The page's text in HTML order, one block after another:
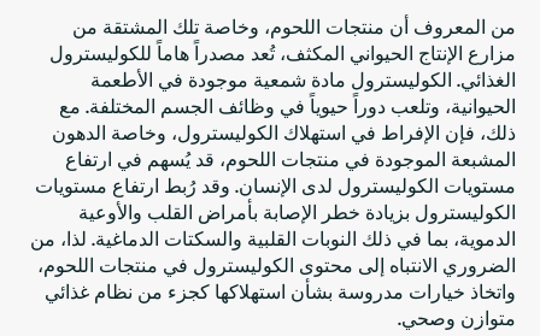
من المعروف أن منتجات اللحوم، وخاصة تلك المشتقة من
مزارع الإنتاج الحيواني المكثف، تُعد مصدراً هاماً للكوليسترول
الغذائي. الكوليسترول مادة شمعية موجودة في الأطعمة
الحيوانية، وتلعب دوراً حيوياً في وظائف الجسم المختلفة. مع
ذلك، فإن الإفراط في استهلاك الكوليسترول، وخاصة الدهون
المشبعة الموجودة في منتجات اللحوم، قد يُسهم في ارتفاع
مستويات الكوليسترول لدى الإنسان. وقد رُبط ارتفاع مستويات
الكوليسترول بزيادة خطر الإصابة بأمراض القلب والأوعية
الدموية، بما في ذلك النوبات القلبية والسكتات الدماغية. لذا، من
الضروري الانتباه إلى محتوى الكوليسترول في منتجات اللحوم،
واتخاذ خيارات مدروسة بشأن استهلاكها كجزء من نظام غذائي
متوازن وصحي.